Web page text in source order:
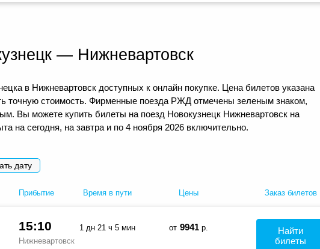
— Нижневартовск
в Нижневартовск доступных к онлайн покупке. Цена билетов указана
точную стоимость. Фирменные поезда РЖД отмечены зеленым знаком,
Вы можете купить билеты на поезд Новокузнецк Нижневартовск на
на сегодня, на завтра и по 4 ноября 2026 включительно.
дату
Прибытие Время в пути Цены Заказ билетов
15:10
Нижневартовск
1 дн 21 ч 5 мин от 9941 р.
Найти
билеты